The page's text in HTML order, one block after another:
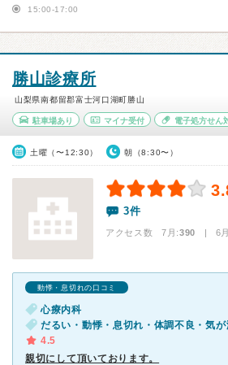
15:00-17:00
勝山診療所
山梨県南都留郡富士河口湖町勝山
駐車場あり マイナ受付 電子処方せん
土曜（〜12:30） 朝（8:30〜）
3件
アクセス数 7月:390 | 6
動悸・息切れの口コミ
心療内科
だるい・動悸・息切れ・体調不良・気
4.5
親切にして頂いております。